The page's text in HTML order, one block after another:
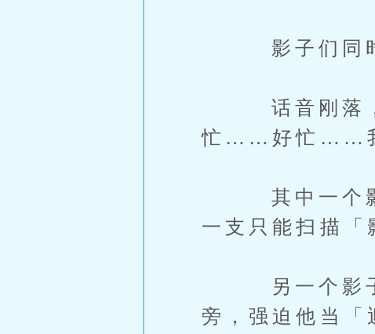
影子们同时
话音刚落，
忙……好忙……
其中一个影
一支只能扫描「
另一个影子
旁，强迫他当「